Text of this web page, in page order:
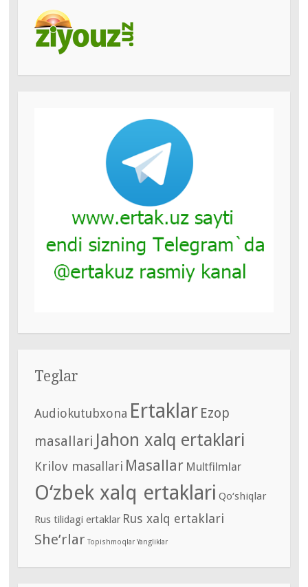
Teglar
Audiokutubxona Ertaklar Ezop
masallari Jahon xalq ertaklari
Krilov masallari Masallar Multfilmlar
O‘zbek xalq ertaklari Qo‘shiqlar
Rus tilidagi ertaklar Rus xalq ertaklari
She’rlar Topishmoqlar Yangliklar